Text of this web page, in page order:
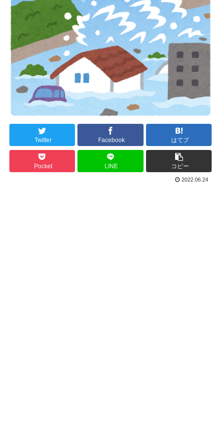
Twitter Facebook はてブ
Pocket LINE コピー
2022.06.24